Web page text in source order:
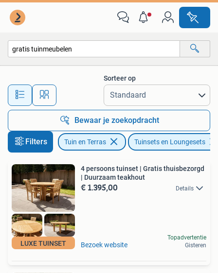
Alle afstanden…
Sorteer op
Bewaar je zoekopdracht
Filters Tuin en Terras Tuinsets en Loungesets
LUXE TUINSET
4 persoons tuinset | Gratis thuisbezorgd
| Duurzaam teakhout
€ 1.395,00 Details
Bezoek website
Topadvertentie
Gisteren